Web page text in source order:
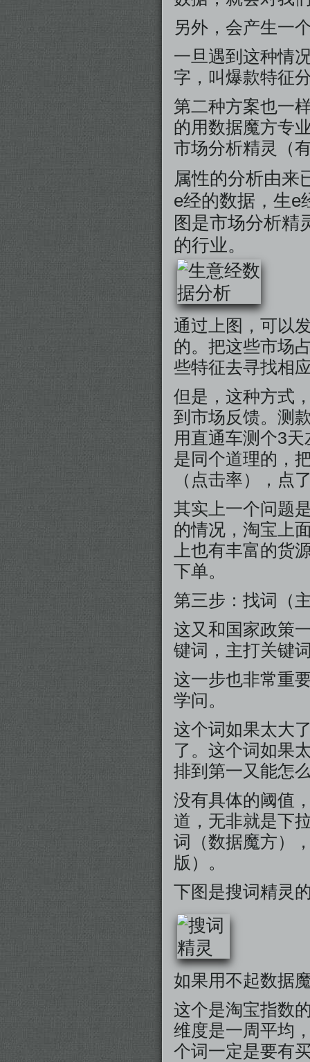
另外，会产生一
一旦遇到这种情
字，叫爆款特征
第二种方案也一
的用数据魔方专
市场分析精灵（
属性的分析由来
e经的数据，生e
图是市场分析精
的行业。
通过上图，可以
的。把这些市场
些特征去寻找相
但是，这种方式
到市场反馈。测
用直通车测个3
是同个道理的，
（点击率），点
其实上一个问题
的情况，淘宝上
上也有丰富的货
下单。
第三步：找词（
这又和国家政策
键词，主打关键
这一步也非常重
学问。
这个词如果太大
了。这个词如果
排到第一又能怎
没有具体的阈值
道，无非就是下
词（数据魔方）
版）。
下图是搜词精灵
如果用不起数据
这个是淘宝指数
维度是一周平均
个词一定是要有